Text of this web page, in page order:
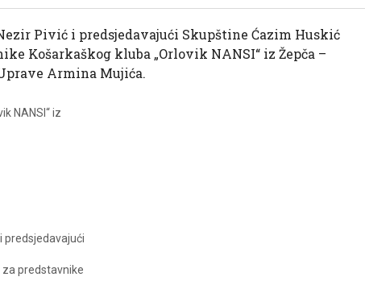
Pivić i predsjedavajući Skupštine Ćazim Huskić
Košarkaškog kluba „Orlovik NANSI“ iz Žepča –
Armina Mujića.
NANSI“ iz
predsjedavajući
za predstavnike